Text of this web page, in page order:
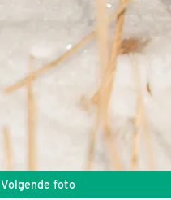
Volgende foto